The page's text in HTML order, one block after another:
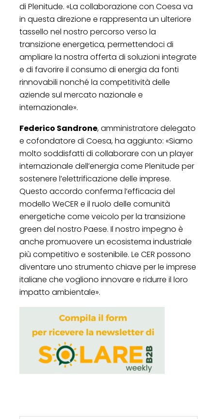
di Plenitude. «La collaborazione con Coesa va
in questa direzione e rappresenta un ulteriore
tassello nel nostro percorso verso la
transizione energetica, permettendoci di
ampliare la nostra offerta di soluzioni integrate
e di favorire il consumo di energia da fonti
rinnovabili nonché la competitività delle
aziende sul mercato nazionale e
internazionale».
Federico Sandrone, amministratore delegato
e cofondatore di Coesa, ha aggiunto: «Siamo
molto soddisfatti di collaborare con un player
internazionale dell’energia come Plenitude per
sostenere l’elettrificazione delle imprese.
Questo accordo conferma l’efficacia del
modello WeCER e il ruolo delle comunità
energetiche come veicolo per la transizione
green del nostro Paese. Il nostro impegno è
anche promuovere un ecosistema industriale
più competitivo e sostenibile. Le CER possono
diventare uno strumento chiave per le imprese
italiane che vogliono innovare e ridurre il loro
impatto ambientale».